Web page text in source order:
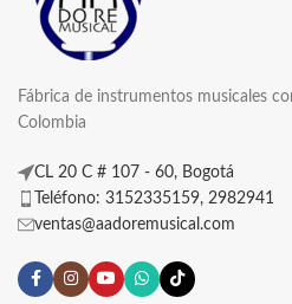
Fábrica de instrumentos musicales
Colombia
CL 20 C # 107 - 60, Bogotá
Teléfono: 3152335159, 2982941
ventas@aadoremusical.com